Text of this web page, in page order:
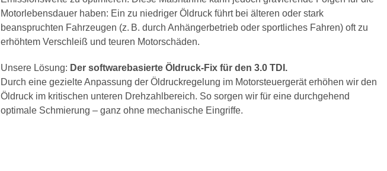
Motorlebensdauer haben: Ein zu niedriger Öldruck führt bei älteren oder stark
beanspruchten Fahrzeugen (z. B. durch Anhängerbetrieb oder sportliches Fahren) oft zu
erhöhtem Verschleiß und teuren Motorschäden.
Unsere Lösung: Der softwarebasierte Öldruck-Fix für den 3.0 TDI.
Durch eine gezielte Anpassung der Öldruckregelung im Motorsteuergerät erhöhen wir den
Öldruck im kritischen unteren Drehzahlbereich. So sorgen wir für eine durchgehend
optimale Schmierung – ganz ohne mechanische Eingriffe.